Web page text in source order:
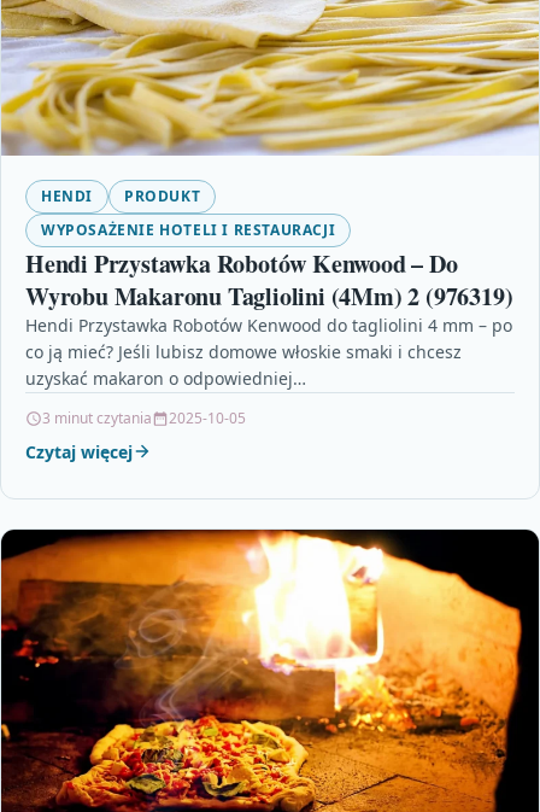
HENDI
PRODUKT
WYPOSAŻENIE HOTELI I RESTAURACJI
Hendi Przystawka Robotów Kenwood – Do
Wyrobu Makaronu Tagliolini (4Mm) 2 (976319)
Hendi Przystawka Robotów Kenwood do tagliolini 4 mm – po
co ją mieć? Jeśli lubisz domowe włoskie smaki i chcesz
uzyskać makaron o odpowiedniej…
3 minut czytania 2025-10-05
Czytaj więcej